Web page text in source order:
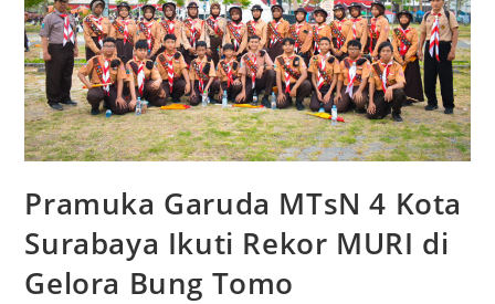
Pramuka Garuda MTsN 4 Kota
Surabaya Ikuti Rekor MURI di
Gelora Bung Tomo